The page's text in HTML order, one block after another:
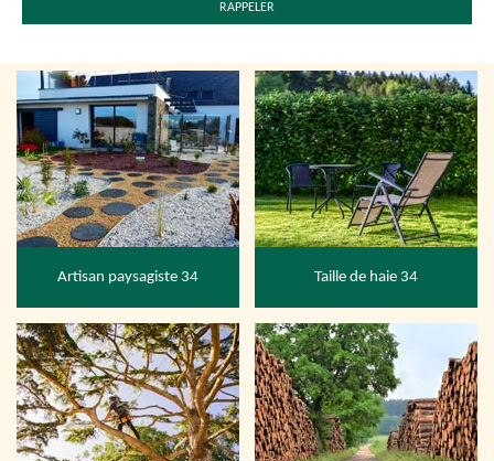
Artisan paysagiste 34 Taille de haie 34